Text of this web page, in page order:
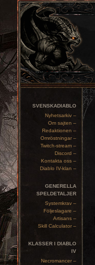
SVENSKADIABLO
Nyhetsarkiv –
Om sajten –
Redaktionen –
Omröstningar –
Twitch-stream –
Discord –
Kontakta oss –
Diablo IV-klan –
GENERELLA
SPELDETALJER
Systemkrav –
Följeslagare –
Artisans –
Skill Calculator –
KLASSER I DIABLO
IV
Necromancer –